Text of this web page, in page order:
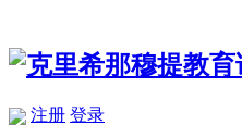
注册 登录